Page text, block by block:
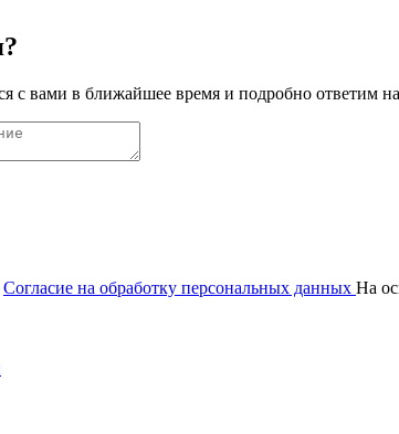
с вами в ближайшее время и подробно ответим
Согласие на обработку персональных данных На